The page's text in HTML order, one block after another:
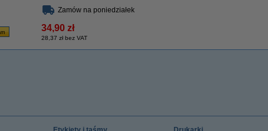
Zamów na poniedziałek
34,90 zł
28,37 zł bez VAT